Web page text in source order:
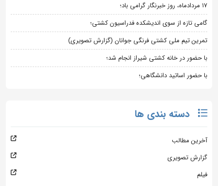
۱۷ مردادماه، روز خبرنگار گرامی باد؛
گامی تازه از سوی اندیشکده فدراسیون کشتی؛
تمرین تیم ملی کشتی فرنگی جوانان (گزارش تصویری)
با حضور در خانه کشتی شیراز انجام شد؛
با حضور اساتید دانشگاهی؛
دسته بندی ها
آخرین مطالب
گزارش تصویری
فیلم